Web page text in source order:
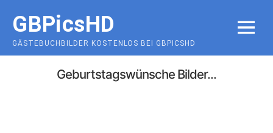
content
GBPicsHD
GÄSTEBUCHBILDER KOSTENLOS BEI GBPICSHD
MENU
Geburtstagswünsche Bilder...